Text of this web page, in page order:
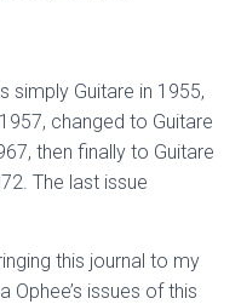
simply Guitare in 1955,
changed to Guitare
then finally to Guitare
The last issue
this journal to my
issues of this